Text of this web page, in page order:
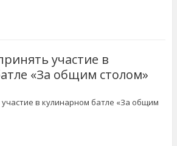
участие в
«За общим столом»
в кулинарном батле «За общим